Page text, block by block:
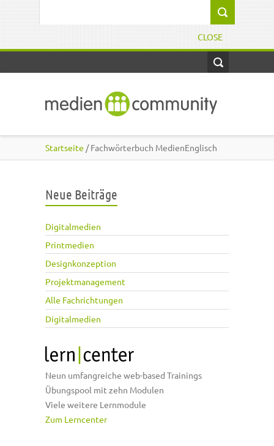
CLOSE
Startseite / Fachwörterbuch MedienEnglisch
Neue Beiträge
Digitalmedien
Printmedien
Designkonzeption
Projektmanagement
Alle Fachrichtungen
Digitalmedien
Neun umfangreiche web-based Trainings
Übungspool mit zehn Modulen
Viele weitere Lernmodule
Zum Lerncenter